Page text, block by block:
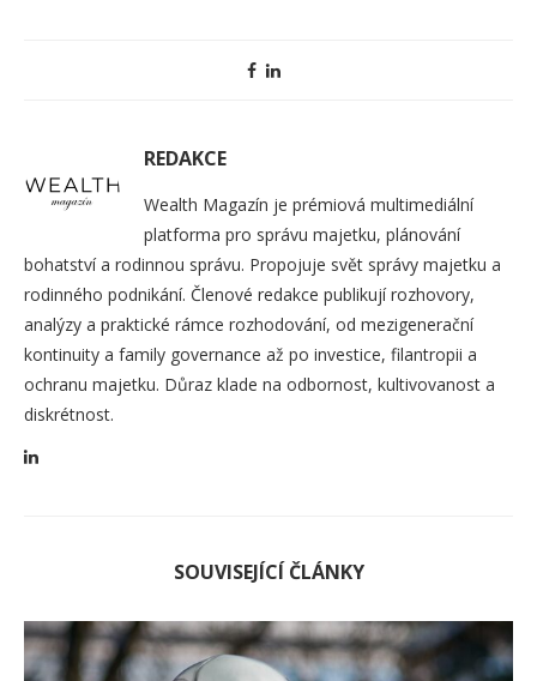
REDAKCE
Wealth Magazín je prémiová multimediální
platforma pro správu majetku, plánování
bohatství a rodinnou správu. Propojuje svět správy majetku a
rodinného podnikání. Členové redakce publikují rozhovory,
analýzy a praktické rámce rozhodování, od mezigenerační
kontinuity a family governance až po investice, filantropii a
ochranu majetku. Důraz klade na odbornost, kultivovanost a
diskrétnost.
SOUVISEJÍCÍ ČLÁNKY